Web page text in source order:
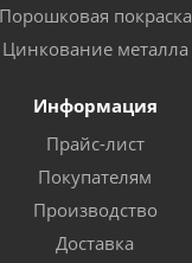
Порошковая покраска
Цинкование металла
Информация
Прайс-лист
Покупателям
Производство
Доставка